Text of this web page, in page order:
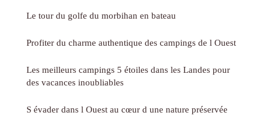
Le tour du golfe du morbihan en bateau
Profiter du charme authentique des campings de l Ouest
Les meilleurs campings 5 étoiles dans les Landes pour
des vacances inoubliables
S évader dans l Ouest au cœur d une nature préservée